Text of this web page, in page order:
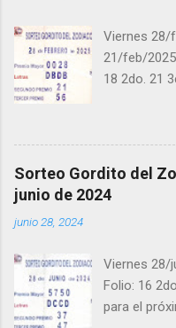
Viernes 28/
21/feb/
18 2do. 21
@balotas y
"Buena
recuerden
conocer los
Sorteo Gordito del
junio de 2024
junio 28, 2024
Viernes 28/
Folio: 16
para el